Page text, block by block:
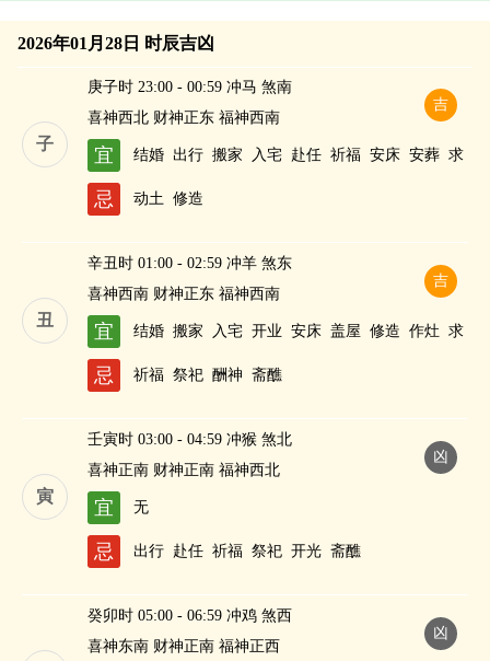
2026年01月28日 时辰吉凶
子
吉
庚子时 23:00 - 00:59 冲马 煞南
喜神西北 财神正东 福神西南
宜 结婚 出行 搬家 入宅 赴任 祈福 安床 安葬 求
嗣
忌 动土 修造
丑
吉
辛丑时 01:00 - 02:59 冲羊 煞东
喜神西南 财神正东 福神西南
宜 结婚 搬家 入宅 开业 安床 盖屋 修造 作灶 求
嗣
忌 祈福 祭祀 酬神 斋醮
寅
凶
壬寅时 03:00 - 04:59 冲猴 煞北
喜神正南 财神正南 福神西北
宜 无
忌 出行 赴任 祈福 祭祀 开光 斋醮
凶
癸卯时 05:00 - 06:59 冲鸡 煞西
喜神东南 财神正南 福神正西